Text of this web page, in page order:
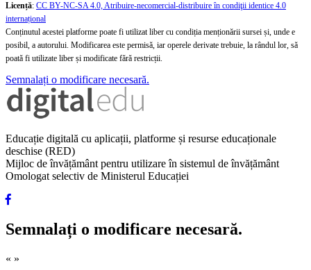
Licență: CC BY-NC-SA 4.0, Atribuire-necomercial-distribuire în condiţii identice 4.0
internațional
Conținutul acestei platforme poate fi utilizat liber cu condiția menționării sursei și, unde e
posibil, a autorului. Modificarea este permisă, iar operele derivate trebuie, la rândul lor, să
poată fi utilizate liber și modificate fără restricții.
Semnalați o modificare necesară.
Educație digitală cu aplicații, platforme și resurse educaționale
deschise (RED)
Mijloc de învățământ pentru utilizare în sistemul de învățământ
Omologat selectiv de Ministerul Educației
Semnalați o modificare necesară.
« »